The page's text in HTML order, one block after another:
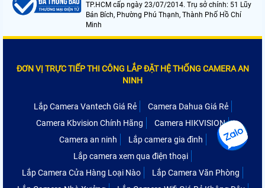
TP.HCM cấp ngày 23/07/2014. Trụ sở chính: 51 Lũy
Bán Bích, Phường Phú Thạnh, Thành Phố Hồ Chí
Minh
ĐƠN VỊ TRỰC TIẾP THI CÔNG LẮP ĐẶT HỆ THỐNG CAMERA AN
NINH
Lắp Camera Vantech Giá Rẻ
Camera Dahua Giá Rẻ
Camera Kbvision Chính Hãng
Camera HIKVISION
Camera an ninh
Lắp camera gia đình
Lắp camera xem qua điện thoại
Lắp Camera Cửa Hàng Loại Nào
Lắp Camera Văn Phòng